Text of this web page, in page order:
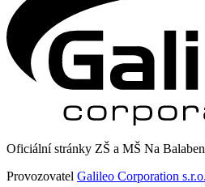
Oficiální stránky ZŠ a MŠ Na
Provozovatel Galileo Corporation s.r.o.